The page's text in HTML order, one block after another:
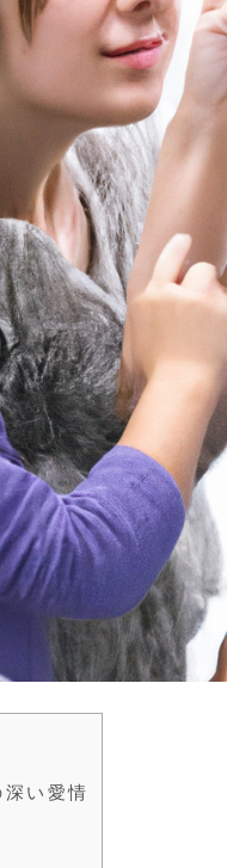
い愛情